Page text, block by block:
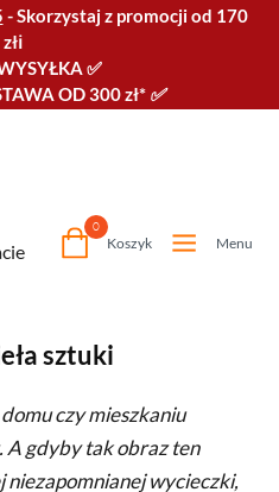
-Skorzystaj z promocji od 170
złℹ️
✅
OD 300 zł* ✅
Koszyk
0
Menu
sztuki
czy mieszkaniu
A gdyby tak obraz ten
niezapomnianej wycieczki,